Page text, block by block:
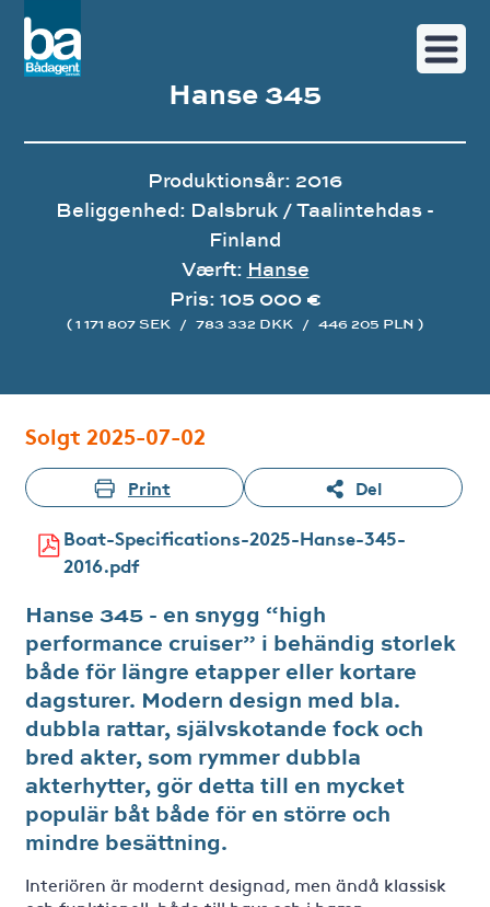
Hanse 345
Produktionsår: 2016
Beliggenhed: Dalsbruk / Taalintehdas -
Finland
Værft: Hanse
Pris: 105 000 €
( 1 171 807 SEK / 783 332 DKK / 446 205 PLN )
Solgt 2025-07-02
Print Del
Boat-Specifications-2025-Hanse-345-
2016.pdf
Hanse 345 - en snygg “high
performance cruiser” i behändig storlek
både för längre etapper eller kortare
dagsturer. Modern design med bla.
dubbla rattar, självskotande fock och
bred akter, som rymmer dubbla
akterhytter, gör detta till en mycket
populär båt både för en större och
mindre besättning.
Interiören är modernt designad, men ändå klassisk